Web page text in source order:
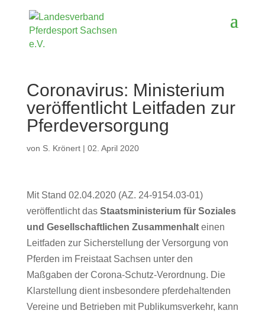
Coronavirus: Ministerium
veröffentlicht Leitfaden zur
Pferdeversorgung
von S. Krönert| 02. April 2020
Mit Stand 02.04.2020 (AZ. 24-9154.03-01)
veröffentlicht das Staatsministerium für Soziales
und Gesellschaftlichen Zusammenhalteinen
Leitfaden zur Sicherstellung der Versorgung von
Pferden im Freistaat Sachsen unter den
Maßgaben der Corona-Schutz-Verordnung. Die
Klarstellung dient insbesondere pferdehaltenden
Vereine und Betrieben mit Publikumsverkehr, kann